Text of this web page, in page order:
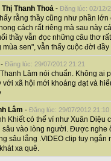
Thị Thanh Thoả - Đăng lúc: 02/12/
rằng thầy cũng như phần
cách rất riêng mà sau này
thầy vẫn đọc những câu thơ
mùa sen", vẫn thấy cuộc đời
- Đăng lúc: 29/07/2012 21:21
Lâm nói chuẩn. Không ai
với xã hội mới khoáng đạt và
Lâm - Đăng lúc: 29/07/2012 21:10
Khiết có thể ví như Xuân Diệu
sâu vào lòng người. Được nghe
sâu lắng .VIDEO clip tuy
xa quê.